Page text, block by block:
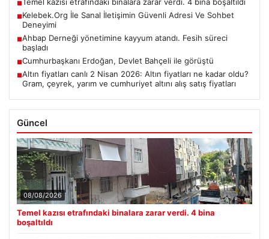
■
■Kelebek.Org İle Sanal İletişimin Güvenli Adresi Ve Sohbet
Deneyimi
■Ahbap Derneği yönetimine kayyum atandı. Fesih süreci
başladı
■Cumhurbaşkanı Erdoğan, Devlet Bahçeli ile görüştü
■Altın fiyatları canlı 2 Nisan 2026: Altın fiyatları ne kadar oldu?
Gram, çeyrek, yarım ve cumhuriyet altını alış satış fiyatları
Güncel
08/08/2026
Temel kazısı etrafındaki binalara zarar verdi. 4 bina
boşaltıldı